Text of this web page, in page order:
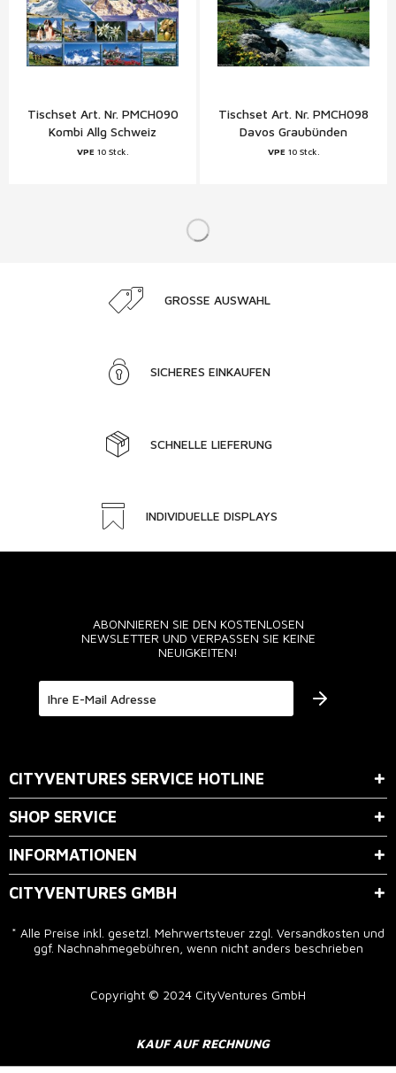
Tischset Art. Nr. PMCH090
Kombi Allg Schweiz
VPE 10 Stck.
Tischset Art. Nr. PMCH098
Davos Graubünden
VPE 10 Stck.
GROSSE AUSWAHL
SICHERES EINKAUFEN
SCHNELLE LIEFERUNG
INDIVIDUELLE DISPLAYS
ABONNIEREN SIE DEN KOSTENLOSEN
NEWSLETTER UND VERPASSEN SIE KEINE
NEUIGKEITEN!
CITYVENTURES SERVICE HOTLINE
SHOP SERVICE
INFORMATIONEN
CITYVENTURES GMBH
* Alle Preise inkl. gesetzl. Mehrwertsteuer zzgl. Versandkosten und
ggf. Nachnahmegebühren, wenn nicht anders beschrieben
Copyright © 2024 CityVentures GmbH
KAUF AUF RECHNUNG